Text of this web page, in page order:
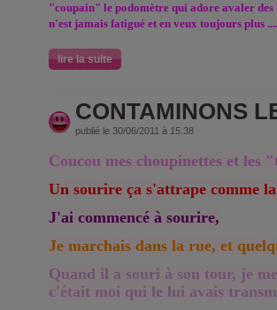
"coupain" le podomètre qui adore avaler
n'est jamais fatigué et en veux toujours plus
lire la suite
CONTAMINONS
publié le 30/06/2011 à 15:38
Coucou mes choupinettes et
Un sourire ça s'attrape comme
J'ai commencé à sourire,
Je marchais dans la rue, et
Quand il a souri à son tour, je
c'était moi qui le lui avais